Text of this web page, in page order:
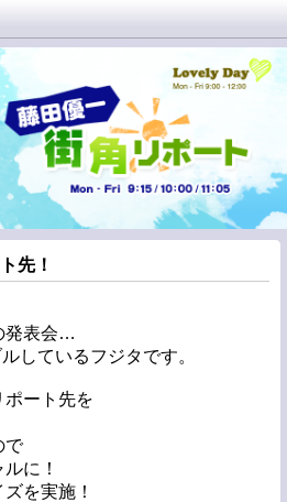
先！
発表会…
しているフジタです。
ポート先を
で
に！
を実施！